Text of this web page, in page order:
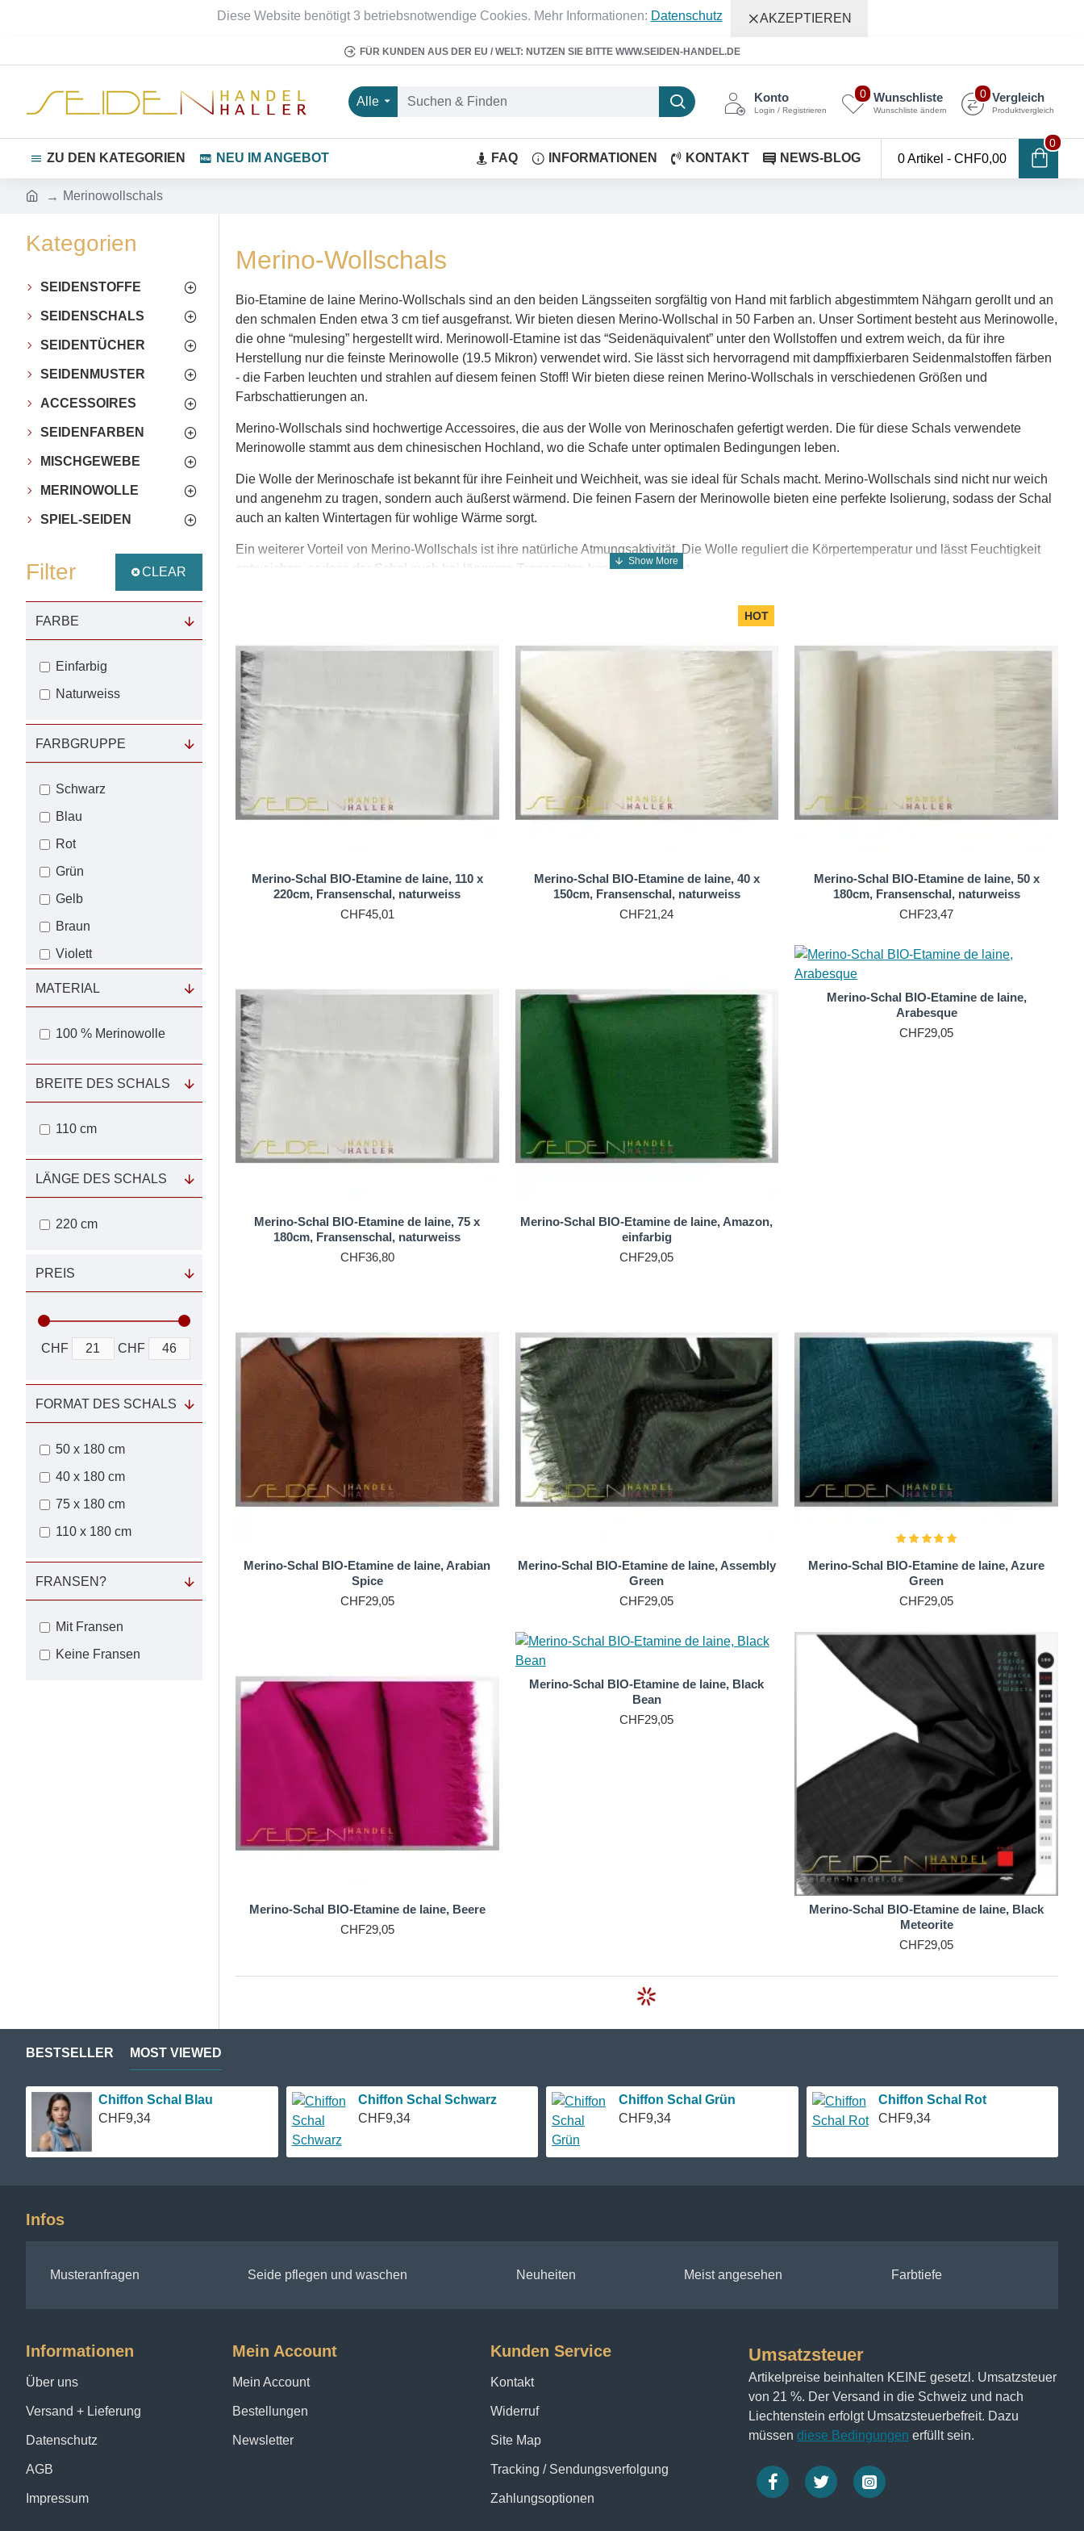
Diese Website benötigt 3 betriebsnotwendige Cookies. Mehr Informationen: Datenschutz AKZEPTIEREN
FÜR KUNDEN AUS DER EU / WELT: NUTZEN SIE BITTE WWW.SEIDEN-HANDEL.DE
Alle Konto
Login / Registrieren
Wunschliste
Wunschliste ändern
0 Vergleich
Produktvergleich
0
ZU DEN KATEGORIEN NEU IM ANGEBOT FAQ INFORMATIONEN KONTAKT NEWS-BLOG 0 Artikel - CHF0,00
0
Merinowollschals
Kategorien
SEIDENSTOFFE
SEIDENSCHALS
SEIDENTÜCHER
SEIDENMUSTER
ACCESSOIRES
SEIDENFARBEN
MISCHGEWEBE
MERINOWOLLE
SPIEL-SEIDEN
Filter CLEAR
PREIS
CHF CHF
FORMAT DES SCHALS
50 x 180 cm
40 x 180 cm
75 x 180 cm
110 x 180 cm
FRANSEN?
Mit Fransen
Keine Fransen
MATERIAL
100 % Merinowolle
BREITE DES SCHALS
110 cm
LÄNGE DES SCHALS
220 cm
FARBGRUPPE
Schwarz
Blau
Rot
Grün
Gelb
Braun
Violett
FARBE
Einfarbig
Naturweiss
Merino-Wollschals
Bio-Etamine de laine Merino-Wollschals sind an den beiden Längsseiten sorgfältig von Hand mit farblich abgestimmtem Nähgarn gerollt und an
den schmalen Enden etwa 3 cm tief ausgefranst. Wir bieten diesen Merino-Wollschal in 50 Farben an. Unser Sortiment besteht aus Merinowolle,
die ohne “mulesing” hergestellt wird. Merinowoll-Etamine ist das “Seidenäquivalent” unter den Wollstoffen und extrem weich, da für ihre
Herstellung nur die feinste Merinowolle (19.5 Mikron) verwendet wird. Sie lässt sich hervorragend mit dampffixierbaren Seidenmalstoffen färben
- die Farben leuchten und strahlen auf diesem feinen Stoff! Wir bieten diese reinen Merino-Wollschals in verschiedenen Größen und
Farbschattierungen an.
Merino-Wollschals sind hochwertige Accessoires, die aus der Wolle von Merinoschafen gefertigt werden. Die für diese Schals verwendete
Merinowolle stammt aus dem chinesischen Hochland, wo die Schafe unter optimalen Bedingungen leben.
Die Wolle der Merinoschafe ist bekannt für ihre Feinheit und Weichheit, was sie ideal für Schals macht. Merino-Wollschals sind nicht nur weich
und angenehm zu tragen, sondern auch äußerst wärmend. Die feinen Fasern der Merinowolle bieten eine perfekte Isolierung, sodass der Schal
auch an kalten Wintertagen für wohlige Wärme sorgt.
Ein weiterer Vorteil von Merino-Wollschals ist ihre natürliche Atmungsaktivität. Die Wolle reguliert die Körpertemperatur und lässt Feuchtigkeit
entweichen, sodass der Schal auch bei längeren Tragezeiten komfortabel bleibt.
gemütlicher Begleiter für den Spaziergang im Park, ein Merino-Wollschal verleiht jedem Look eine elegante Note.
Durch den Kauf eines Merino-Wollschals investieren Sie nicht nur in ein hochwertiges Produkt, sondern unterstützen auch nachhaltige
Fertigungsmethoden. Die Merinoschafe werden in China unter strengen Tierschutzstandards gehalten und die Wolle wird umweltschonend
verarbeitet.
Genießen Sie den Luxus und die Qualität eines Merino-Wollschals und ergänzen Sie Ihre Garderobe mit diesem zeitlosen Accessoire. Mit
seiner Wärme, Weichheit und Eleganz ist ein Merino-Wollschal die perfekte Ergänzung für jeden Kleiderschrank.
Merino-Schal BIO-Etamine de laine, 110 x
220cm, Fransenschal, naturweiss
CHF45,01
HOT
Merino-Schal BIO-Etamine de laine, 40 x
150cm, Fransenschal, naturweiss
CHF21,24
Merino-Schal BIO-Etamine de laine, 50 x
180cm, Fransenschal, naturweiss
CHF23,47
Merino-Schal BIO-Etamine de laine, 75 x
180cm, Fransenschal, naturweiss
CHF36,80
Merino-Schal BIO-Etamine de laine, Amazon,
einfarbig
CHF29,05
Merino-Schal BIO-Etamine de laine,
Arabesque
CHF29,05
Merino-Schal BIO-Etamine de laine, Arabian
Spice
CHF29,05
Merino-Schal BIO-Etamine de laine, Assembly
Green
CHF29,05
Merino-Schal BIO-Etamine de laine, Azure
Green
CHF29,05
Merino-Schal BIO-Etamine de laine, Beere
CHF29,05
Merino-Schal BIO-Etamine de laine, Black
Bean
CHF29,05
Merino-Schal BIO-Etamine de laine, Black
Meteorite
CHF29,05
BESTSELLER MOST VIEWED
Chiffon Schal Blau
CHF9,34
Chiffon Schal Schwarz
CHF9,34
Chiffon Schal Grün
CHF9,34
Chiffon Schal Rot
CHF9,34
Infos
Musteranfragen Seide pflegen und waschen Neuheiten Meist angesehen Farbtiefe
Informationen
Über uns
Versand + Lieferung
Datenschutz
AGB
Impressum
Mein Account
Mein Account
Bestellungen
Newsletter
Kunden Service
Kontakt
Widerruf
Site Map
Tracking / Sendungsverfolgung
Zahlungsoptionen
Umsatzsteuer
Artikelpreise beinhalten KEINE gesetzl. Umsatzsteuer
von 21 %. Der Versand in die Schweiz und nach
Liechtenstein erfolgt Umsatzsteuerbefreit. Dazu
müssen diese Bedingungen erfüllt sein.